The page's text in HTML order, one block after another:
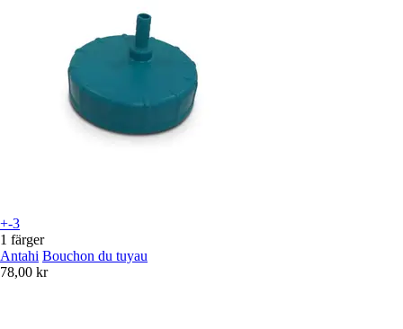
+-3
1 färger
Antahi Bouchon du tuyau
78,00 kr